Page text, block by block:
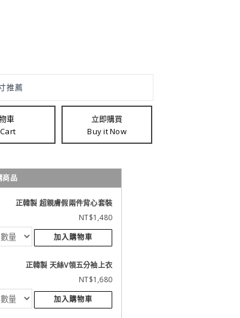
車
立即購買
Buy it Now
商品
正韓製 超親膚假兩件背心套裝
NT$1,480
加入購物車
正韓製 天絲V領五分袖上衣
NT$1,680
加入購物車